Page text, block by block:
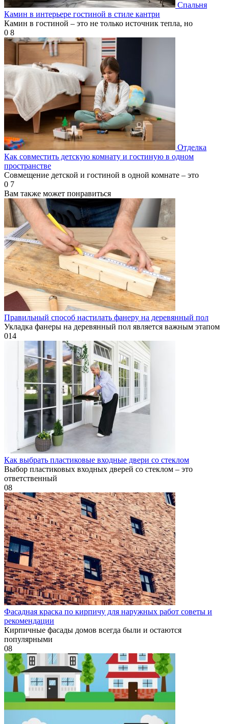
Спальня
Камин в интерьере гостиной в стиле кантри
Камин в гостиной – это не только источник тепла, но
0 8
Отделка
Как совместить детскую комнату и гостиную в одном
пространстве
Совмещение детской и гостиной в одной комнате – это
0 7
Вам также может понравиться
Правильный способ настилать фанеру на деревянный пол
Укладка фанеры на деревянный пол является важным этапом
014
Как выбрать пластиковые входные двери со стеклом
Выбор пластиковых входных дверей со стеклом – это
ответственный
08
Фасадная краска по кирпичу для наружных работ советы и
рекомендации
Кирпичные фасады домов всегда были и остаются
популярными
08